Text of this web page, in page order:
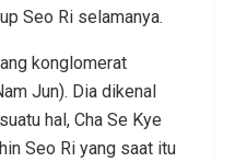
Seo Ri selamanya.
konglomerat
Jun). Dia dikenal
hal, Cha Se Kye
Seo Ri yang saat itu